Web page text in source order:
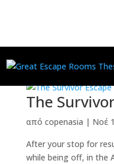
The
από copenasia | Νοέ
After your stop for
while being off, in the